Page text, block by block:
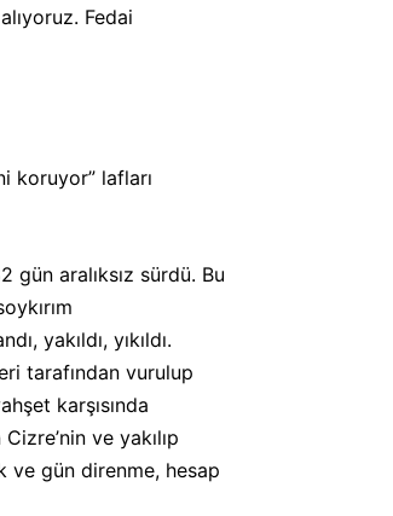
Fedai
koruyor” lafları
gün aralıksız sürdü. Bu
yakıldı, yıkıldı.
tarafından vurulup
karşısında
ve yakılıp
ve gün direnme, hesap